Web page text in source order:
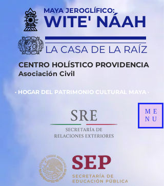
WITE' NÁAH
MAYA JEROGLÍFICO:
LA CASA DE LA RAÍZ
CENTRO HOLÍSTICO PROVIDENCIA
Asociación Civil
· HOGAR DEL PATRIMONIO CULTURAL MAYA ·
ME
NU